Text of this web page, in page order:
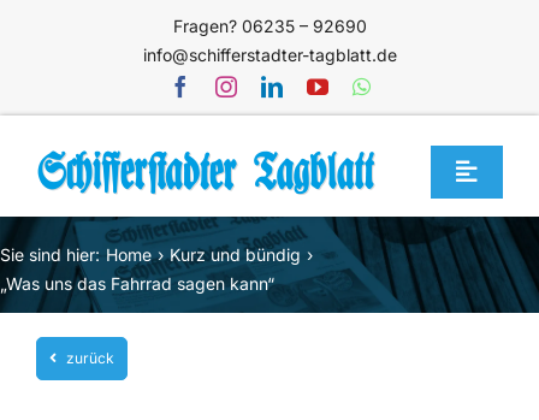
Fragen? 06235 – 92690
info@schifferstadter-tagblatt.de
Toggle
Home
Themen
Blog
Unternehmen
Sie sind hier: Home
Kurz und bündig
„Was uns das Fahrrad sagen kann“
zurück